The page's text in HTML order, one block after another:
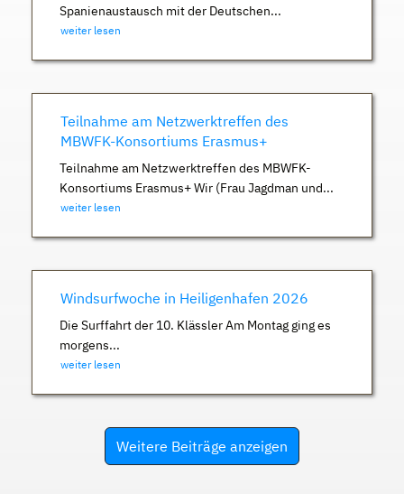
Spanienaustausch mit der Deutschen...
weiter lesen
Teilnahme am Netzwerktreffen des
MBWFK-Konsortiums Erasmus+
Teilnahme am Netzwerktreffen des MBWFK-
Konsortiums Erasmus+ Wir (Frau Jagdman und...
weiter lesen
Windsurfwoche in Heiligenhafen 2026
Die Surffahrt der 10. Klässler Am Montag ging es
morgens...
weiter lesen
Weitere Beiträge anzeigen